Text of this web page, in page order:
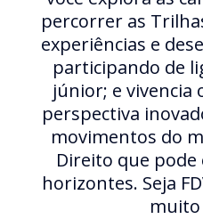
percorrer as
experiências e
participando de
júnior; e vivencia
perspectiva
movimentos do
Direito que pode
horizontes. Seja
muito